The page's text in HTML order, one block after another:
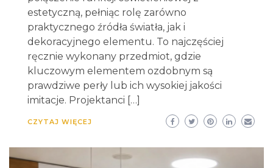
estetyczną, pełniąc rolę zarówno
praktycznego źródła światła, jak i
dekoracyjnego elementu. To najczęściej
ręcznie wykonany przedmiot, gdzie
kluczowym elementem ozdobnym są
prawdziwe perły lub ich wysokiej jakości
imitacje. Projektanci […]
CZYTAJ WIĘCEJ